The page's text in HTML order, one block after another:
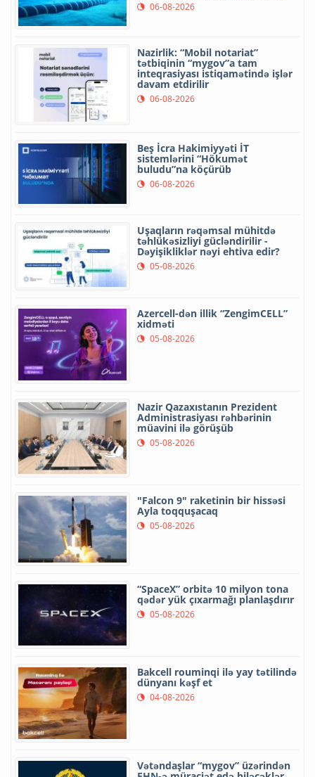
06-08-2026
Nazirlik: “Mobil notariat”
tətbiqinin “mygov”a tam
inteqrasiyası istiqamətində işlər
davam etdirilir
06-08-2026
Beş İcra Hakimiyyəti İT
sistemlərini “Hökumət
buludu”na köçürüb
06-08-2026
Uşaqların rəqəmsal mühitdə
təhlükəsizliyi gücləndirilir -
Dəyişikliklər nəyi ehtiva edir?
05-08-2026
Azercell-dən illik “ZengimCELL”
xidməti
05-08-2026
Nazir Qazaxıstanın Prezident
Administrasiyası rəhbərinin
müavini ilə görüşüb
05-08-2026
"Falcon 9" raketinin bir hissəsi
Ayla toqquşacaq
05-08-2026
“SpaceX” orbitə 10 milyon tona
qədər yük çıxarmağı planlaşdırır
05-08-2026
Bakcell rouminqi ilə yay tətilində
dünyanı kəşf et
04-08-2026
Vətəndaşlar “mygov” üzərindən